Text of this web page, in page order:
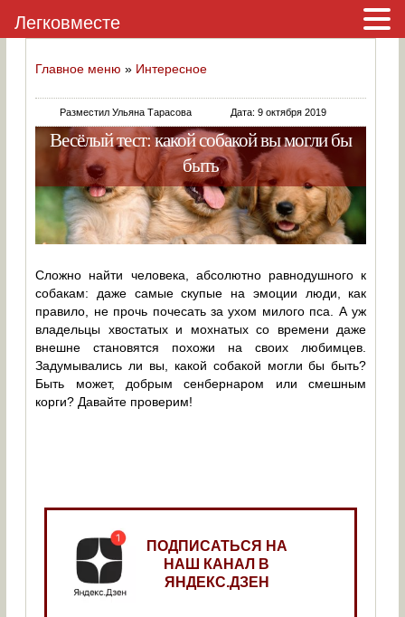
Главное меню » Интересное
Разместил Ульяна Тарасова Дата: 9 октября 2019
Весёлый тест: какой собакой вы могли бы
быть
Сложно найти человека, абсолютно равнодушного к
собакам: даже самые скупые на эмоции люди, как
правило, не прочь почесать за ухом милого пса. А уж
владельцы хвостатых и мохнатых со времени даже
внешне становятся похожи на своих любимцев.
Задумывались ли вы, какой собакой могли бы быть?
Быть может, добрым сенбернаром или смешным
корги? Давайте проверим!
ПОДПИСАТЬСЯ НА
НАШ КАНАЛ В
ЯНДЕКС.ДЗЕН
Легковместе